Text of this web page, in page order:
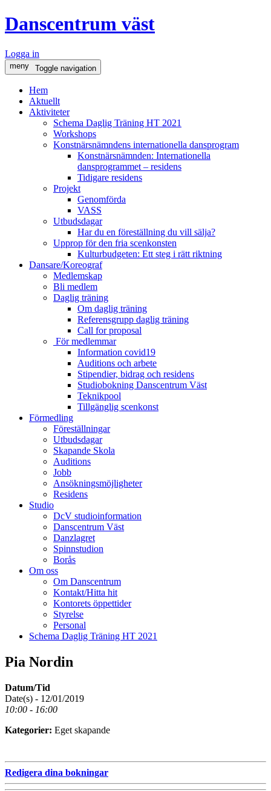
Danscentrum väst
Logga in
meny Toggle navigation
Hem
Aktuellt
Aktiviteter
Schema Daglig Träning HT 2021
Workshops
Konstnärsnämndens internationella dansprogram
Konstnärsnämnden: Internationella
dansprogrammet – residens
Tidigare residens
Projekt
Genomförda
VASS
Utbudsdagar
Har du en föreställning du vill sälja?
Upprop för den fria scenkonsten
Kulturbudgeten: Ett steg i rätt riktning
Dansare/Koreograf
Medlemskap
Bli medlem
Daglig träning
Om daglig träning
Referensgrupp daglig träning
Call for proposal
För medlemmar
Information covid19
Auditions och arbete
Stipendier, bidrag och residens
Studiobokning Danscentrum Väst
Teknikpool
Tillgänglig scenkonst
Förmedling
Föreställningar
Utbudsdagar
Skapande Skola
Auditions
Jobb
Ansökningsmöjligheter
Residens
Studio
DcV studioinformation
Danscentrum Väst
Danzlagret
Spinnstudion
Borås
Om oss
Om Danscentrum
Kontakt/Hitta hit
Kontorets öppettider
Styrelse
Personal
Schema Daglig Träning HT 2021
Pia Nordin
Datum/Tid
Date(s) - 12/01/2019
10:00 - 16:00
Kategorier: Eget skapande
Redigera dina bokningar